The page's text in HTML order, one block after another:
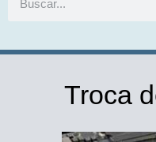
Troca